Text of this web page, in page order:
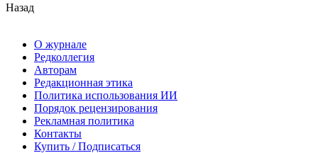
Назад
О журнале
Редколлегия
Авторам
Редакционная этика
Политика использования ИИ
Порядок рецензирования
Рекламная политика
Контакты
Купить / Подписаться